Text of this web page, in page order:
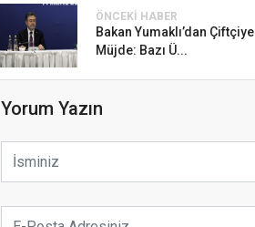
ÖNCEKI HABER
Bakan Yumaklı’dan Çiftçiye
Müjde: Bazı Ü...
Yorum Yazın